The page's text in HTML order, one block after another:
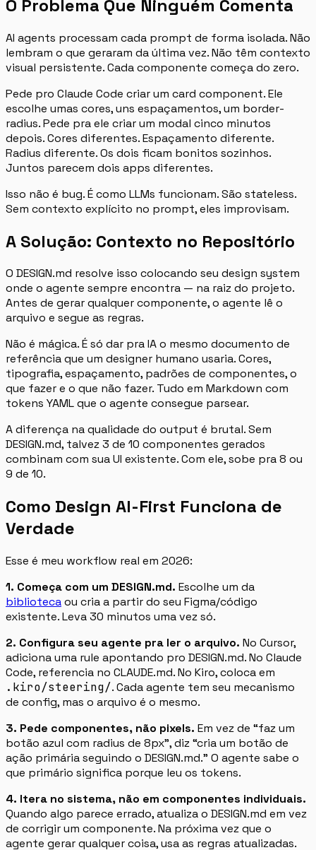
O Problema Que Ninguém Comenta
AI agents processam cada prompt de forma isolada. Não
lembram o que geraram da última vez. Não têm contexto
visual persistente. Cada componente começa do zero.
Pede pro Claude Code criar um card component. Ele
escolhe umas cores, uns espaçamentos, um border-
radius. Pede pra ele criar um modal cinco minutos
depois. Cores diferentes. Espaçamento diferente.
Radius diferente. Os dois ficam bonitos sozinhos.
Juntos parecem dois apps diferentes.
Isso não é bug. É como LLMs funcionam. São stateless.
Sem contexto explícito no prompt, eles improvisam.
A Solução: Contexto no Repositório
O DESIGN.md resolve isso colocando seu design system
onde o agente sempre encontra — na raiz do projeto.
Antes de gerar qualquer componente, o agente lê o
arquivo e segue as regras.
Não é mágica. É só dar pra IA o mesmo documento de
referência que um designer humano usaria. Cores,
tipografia, espaçamento, padrões de componentes, o
que fazer e o que não fazer. Tudo em Markdown com
tokens YAML que o agente consegue parsear.
A diferença na qualidade do output é brutal. Sem
DESIGN.md, talvez 3 de 10 componentes gerados
combinam com sua UI existente. Com ele, sobe pra 8 ou
9 de 10.
Como Design AI-First Funciona de
Verdade
Esse é meu workflow real em 2026:
1. Começa com um DESIGN.md. Escolhe um da
bibliotecaou cria a partir do seu Figma/código
existente. Leva 30 minutos uma vez só.
2. Configura seu agente pra ler o arquivo. No Cursor,
adiciona uma rule apontando pro DESIGN.md. No Claude
Code, referencia no CLAUDE.md. No Kiro, coloca em
.kiro/steering/. Cada agente tem seu mecanismo
de config, mas o arquivo é o mesmo.
3. Pede componentes, não pixels. Em vez de “faz um
botão azul com radius de 8px”, diz “cria um botão de
ação primária seguindo o DESIGN.md.” O agente sabe o
que primário significa porque leu os tokens.
4. Itera no sistema, não em componentes individuais.
Quando algo parece errado, atualiza o DESIGN.md em vez
de corrigir um componente. Na próxima vez que o
agente gerar qualquer coisa, usa as regras atualizadas.